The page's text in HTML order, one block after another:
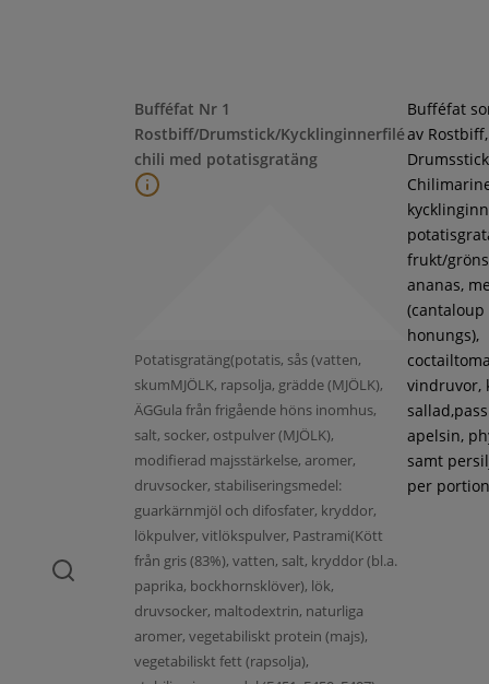
Bufféfat Nr 1
Rostbiff/Drumstick/Kycklinginnerfilé
chili med potatisgratäng
Potatisgratäng(potatis, sås (vatten,
skumMJÖLK, rapsolja, grädde (MJÖLK),
ÄGGula från frigående höns inomhus,
salt, socker, ostpulver (MJÖLK),
modifierad majsstärkelse, aromer,
druvsocker, stabiliseringsmedel:
guarkärnmjöl och difosfater, kryddor,
lökpulver, vitlökspulver, Pastrami(Kött
från gris (83%), vatten, salt, kryddor (bl.a.
paprika, bockhornsklöver), lök,
druvsocker, maltodextrin, naturliga
aromer, vegetabiliskt protein (majs),
vegetabiliskt fett (rapsolja),
Bufféfat
av Rostbiff,
frukt/
ananas,
(cantaloup
honungs),
vindruvor,
apelsin,
samt
per